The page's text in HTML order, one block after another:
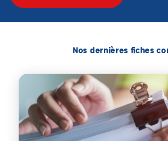
Nos dernières fiches